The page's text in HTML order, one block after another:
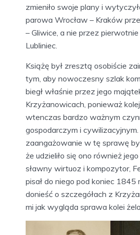
zmieniło swoje plany i
parowa Wrocław – Kraków
– Gliwice, a nie przez
Lubliniec.
Książę był zresztą osobiście
tym, aby nowoczesny szlak
biegł właśnie przez jego
Krzyżanowicach, ponieważ
wtenczas bardzo ważnym
gospodarczym i cywilizacyjnym.
zaangażowanie w tę sprawę
że udzieliło się ono również jego
sławny wirtuoz i kompozytor,
pisał do niego pod koniec 1845
donieść o szczegółach z
mi jak wygląda sprawa kolei